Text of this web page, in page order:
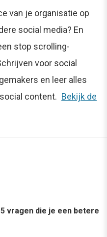
van je organisatie op
social media? En
stop scrolling-
voor social
en leer alles
content. Bekijk de
vragen die je een betere